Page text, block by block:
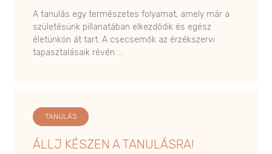
A tanulás egy természetes folyamat, amely már a
születésünk pillanatában elkezdődik és egész
életünkön át tart. A csecsemők az érzékszervi
tapasztalásaik révén …
TANULÁS
ÁLLJ KÉSZEN A TANULÁSRA!